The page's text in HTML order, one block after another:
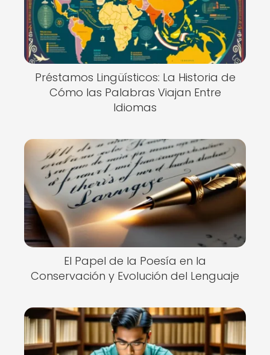
Préstamos Lingüísticos: La Historia de
Cómo las Palabras Viajan Entre
Idiomas
El Papel de la Poesía en la
Conservación y Evolución del Lenguaje